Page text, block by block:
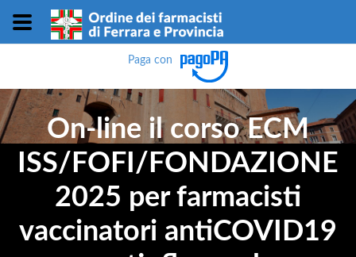
Paga con
On-line il corso ECM
ISS/FOFI/FONDAZIONE
2025 per farmacisti
vaccinatori antiCOVID19